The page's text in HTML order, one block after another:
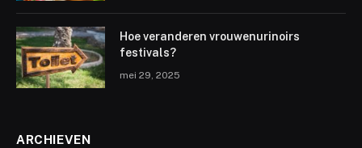
Hoe veranderen vrouwenurinoirs
festivals?
mei 29, 2025
ARCHIEVEN